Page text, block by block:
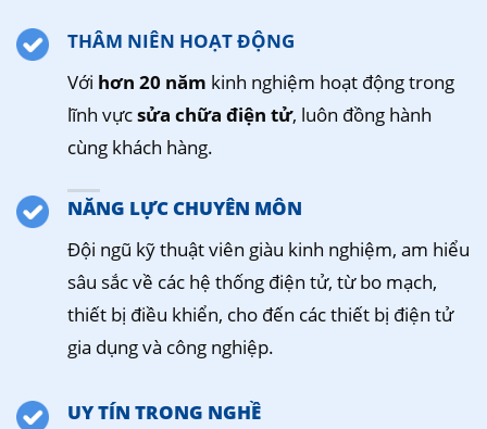
THÂM NIÊN HOẠT ĐỘNG
Với hơn 20 năm kinh nghiệm hoạt động trong
lĩnh vựcsửa chữa điện tử, luôn đồng hành
cùng khách hàng.
NĂNG LỰC CHUYÊN MÔN
Đội ngũ kỹ thuật viên giàu kinh nghiệm, am hiểu
sâu sắc về các hệ thống điện tử, từ bo mạch,
thiết bị điều khiển, cho đến các thiết bị điện tử
gia dụng và công nghiệp.
UY TÍN TRONG NGHỀ